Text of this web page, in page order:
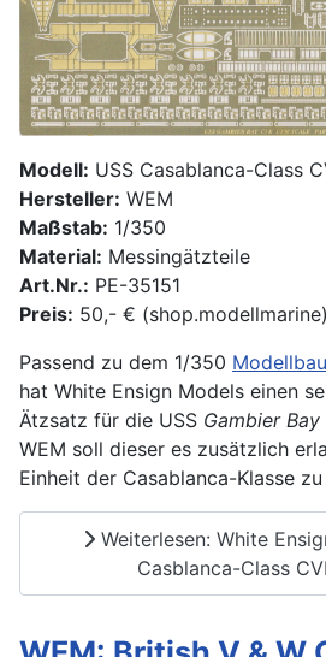
Modell: USS Casablanca-Class
Hersteller: WEM
Maßstab: 1/350
Material: Messingätzteile
Art.Nr.: PE-35151
Preis: 50,- € (shop.modellmarine)
Passend zu dem 1/350
hat White Ensign Models einen
Ätzsatz für die USS Gambier Bay
WEM soll dieser es zusätzlich
Einheit der Casablanca-Klasse zu
Weiterlesen: White
Casblanca-Class